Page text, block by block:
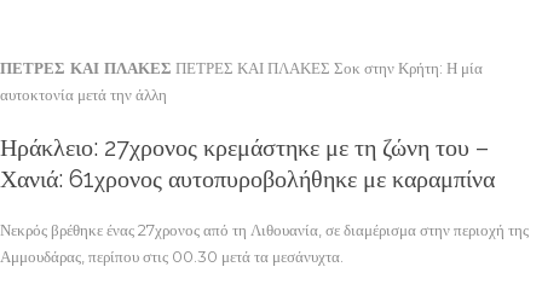
ΠΕΤΡΕΣ ΚΑΙ ΠΛΑΚΕΣ ΠΕΤΡΕΣ ΚΑΙ ΠΛΑΚΕΣ Σοκ στην Κρήτη: Η μία
αυτοκτονία μετά την άλλη
Ηράκλειο: 27χρονος κρεμάστηκε με τη ζώνη του –
Χανιά: 61χρονος αυτοπυροβολήθηκε με καραμπίνα
Νεκρός βρέθηκε ένας 27χρονος από τη Λιθουανία, σε διαμέρισμα στην περιοχή της
Αμμουδάρας, περίπου στις 00.30 μετά τα μεσάνυχτα.